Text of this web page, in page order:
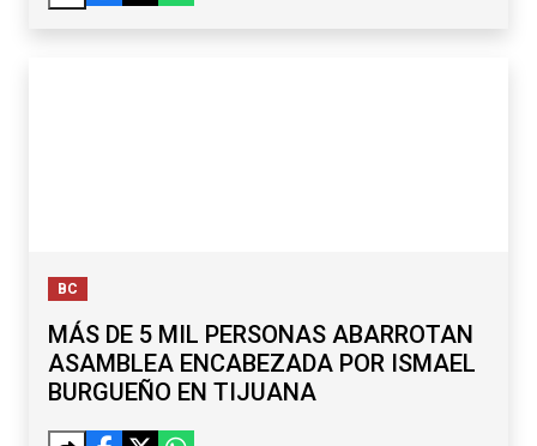
BC
MÁS DE 5 MIL PERSONAS ABARROTAN
ASAMBLEA ENCABEZADA POR ISMAEL
BURGUEÑO EN TIJUANA